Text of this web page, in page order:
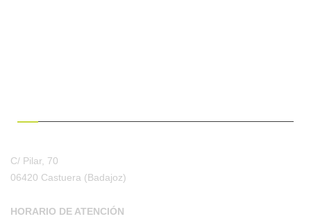
C/ Pilar, 70
06420 Castuera (Badajoz)
HORARIO DE ATENCIÓN